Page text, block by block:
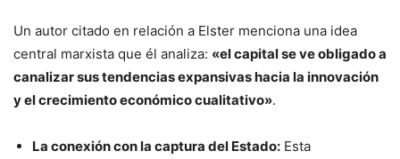
Un autor citado en relación a Elster menciona una idea
central marxista que él analiza: «el capital se ve obligado a
canalizar sus tendencias expansivas hacia la innovación
y el crecimiento económico cualitativo».
La conexión con la captura del Estado: Esta